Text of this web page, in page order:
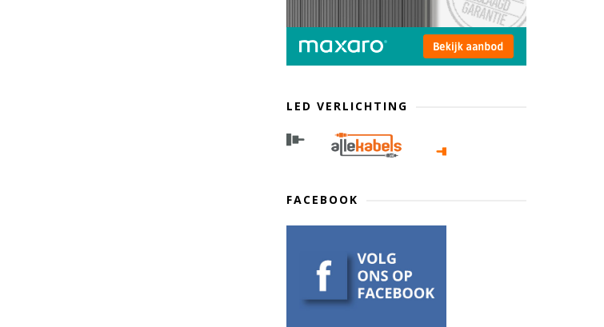
LED VERLICHTING
FACEBOOK